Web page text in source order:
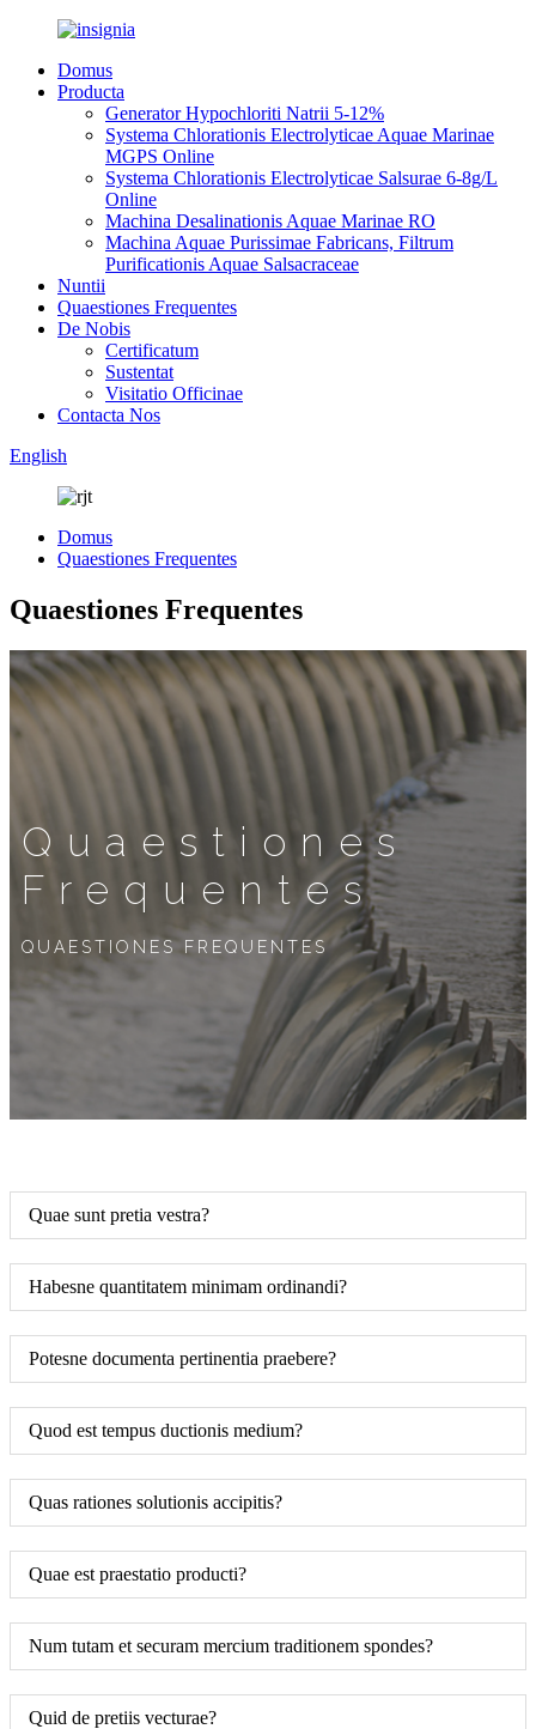
Domus
Producta
Generator Hypochloriti Natrii 5-12%
Systema Chlorationis Electrolyticae Aquae Marinae
MGPS Online
Systema Chlorationis Electrolyticae Salsurae 6-8g/L
Online
Machina Desalinationis Aquae Marinae RO
Machina Aquae Purissimae Fabricans, Filtrum
Purificationis Aquae Salsacraceae
Nuntii
Quaestiones Frequentes
De Nobis
Certificatum
Sustentat
Visitatio Officinae
Contacta Nos
English
Domus
Quaestiones Frequentes
Quaestiones Frequentes
Quaestiones
Frequentes
QUAESTIONES FREQUENTES
Quae sunt pretia vestra?
Habesne quantitatem minimam ordinandi?
Potesne documenta pertinentia praebere?
Quod est tempus ductionis medium?
Quas rationes solutionis accipitis?
Quae est praestatio producti?
Num tutam et securam mercium traditionem spondes?
Quid de pretiis vecturae?